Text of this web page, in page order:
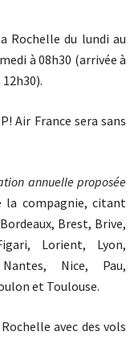
Rochelle du lundi au
à 08h30 (arrivée à
Air France sera sans
annuelle proposée
la compagnie, citant
Brest, Brive,
Lorient, Lyon,
Nice, Pau,
et Toulouse.
avec des vols